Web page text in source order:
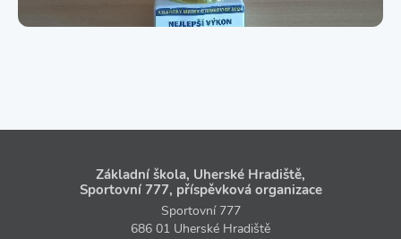
Základní škola, Uherské Hradiště,
Sportovní 777, příspěvková organizace
Sportovní 777
686 01 Uherské Hradiště